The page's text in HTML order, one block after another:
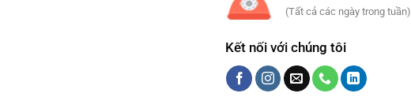
(Tất cả các ngày trong tuần)
Kết nối với chúng tôi